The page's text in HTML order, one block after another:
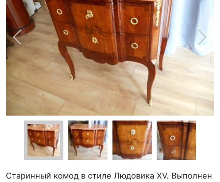
Старинный комод в стиле Людовика XV. Выполнен